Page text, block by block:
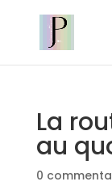
La
au
0